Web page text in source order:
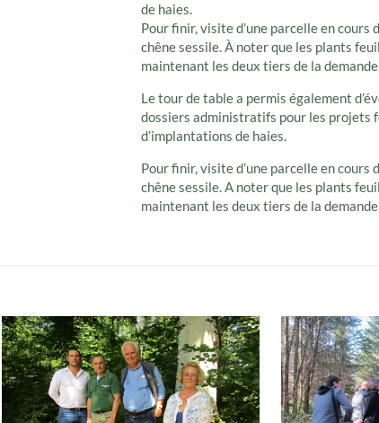
de haies.
Pour finir, visite d’une parcelle en cours
chêne sessile. À noter que les plants
maintenant les deux tiers de la
Le tour de table a permis également
dossiers administratifs pour les projets
d’implantations de haies.
Pour finir, visite d’une parcelle en cours
chêne sessile. A noter que les plants
maintenant les deux tiers de la